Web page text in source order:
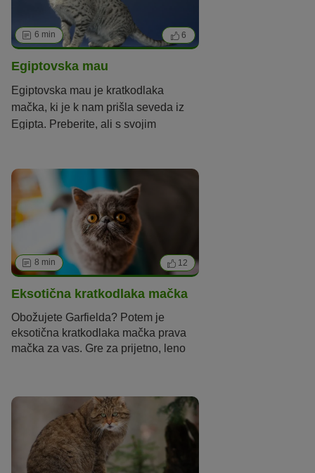
6 min 6
Egiptovska mau
Egiptovska mau je kratkodlaka
mačka, ki je k nam prišla seveda iz
Egipta. Preberite, ali s svojim
8 min 12
Eksotična kratkodlaka mačka
Obožujete Garfielda? Potem je
eksotična kratkodlaka mačka prava
mačka za vas. Gre za prijetno, leno
močnimi nogami ter veliko glavo s
ploskim nosom.